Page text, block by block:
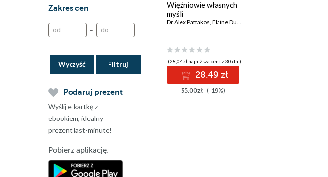
Zakres cen
–
Wyczyść
Podaruj prezent
Wyślij e-kartkę z
ebookiem, idealny
prezent last-minute!
Pobierz aplikację:
Więźniowie własnych
myśli
Dr Alex Pattakos, Elaine Dundon
(28,04 zł najniższa cena z 30 dni)
28.49 zł
35.00zł (-19%)